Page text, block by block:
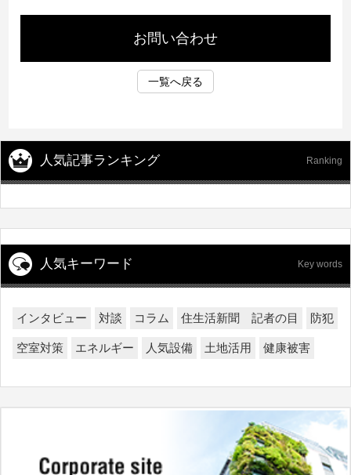
お問い合わせ
一覧へ戻る
人気記事ランキング Ranking
人気キーワード Key words
インタビュー 対談 コラム 住生活新聞 記者の目 防犯
空室対策 エネルギー 人気設備 土地活用 健康被害